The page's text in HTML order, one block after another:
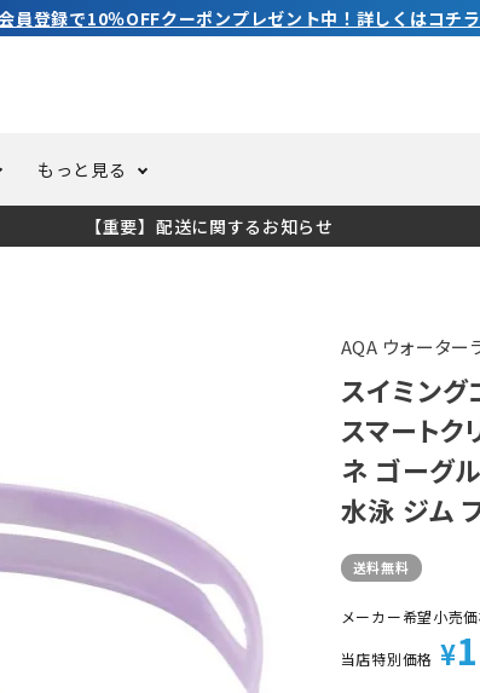
3,980円（税込）以上のご購入で送料無料！
水中ライト・ビデオライト
アクセサリー
今コレ愛用してます！
もっと見る
海の遊びをもっと知る
【重要】配送に関するお知らせ
AQA ウォーター
スイミン
スマート
ネ ゴーグ
水泳 ジム
送料無料
メーカー希望小売
当店特別価格 ¥